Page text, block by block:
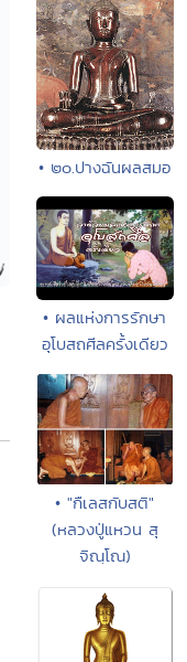
• ๒๐.ปางฉันผลสมอ
• ผลแห่งการรักษา
อุโบสถศีลครั้งเดียว
• "กืเลสกับสติ"
(หลวงปู่แหวน สุ
จิณฺโณ)